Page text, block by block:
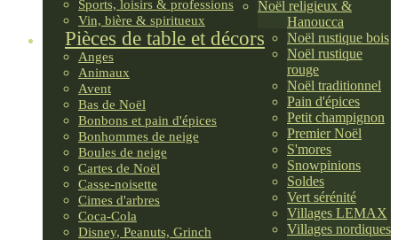
Sports, loisirs & professions
Vin, bière & spiritueux
Pièces de table et décors
Anges
Animaux
Avent
Bas de Noël
Bonbons et pain d'épices
Bonhommes de neige
Boules de neige
Cartes de Noël
Casse-noisette
Cimes d'arbres
Coca-Cola
Disney, Peanuts, Grinch
Noël religieux &
Hanoucca
Noël rustique bois
Noël rustique
rouge
Noël traditionnel
Pain d'épices
Petit champignon
Premier Noël
S'mores
Snowpinions
Soldes
Vert sérénité
Villages LEMAX
Villages nordiques